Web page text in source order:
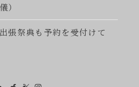
）
張祭典も予約を受付けて